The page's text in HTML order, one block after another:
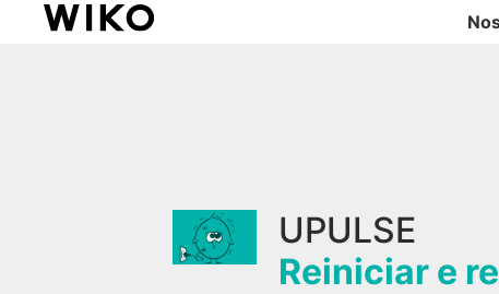
UPULSE
Reiniciar e